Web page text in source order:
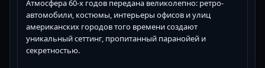
Атмосфера 60-х годов передана великолепно: ретро-
автомобили, костюмы, интерьеры офисов и улиц
американских городов того времени создают
уникальный сеттинг, пропитанный паранойей и
секретностью.